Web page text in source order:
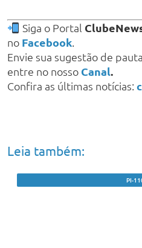
Siga o Portal
no Facebook.
Envie sua sugestão de
entre no nosso Canal.
Confira as últimas notícias:
Leia também:
PI-